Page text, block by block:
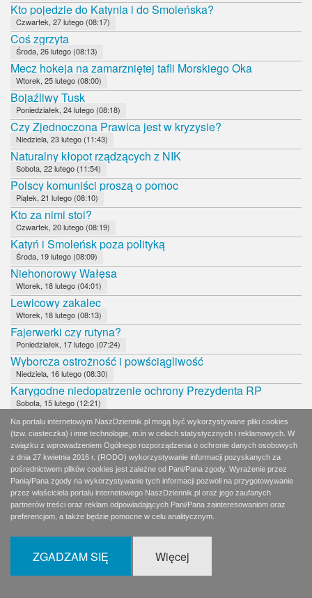
Kto pojedzie do Katynia i do Smoleńska?
Czwartek, 27 lutego (08:17)
Coś zgrzyta
Środa, 26 lutego (08:13)
Mecz hokeja na zamarzniętej tafli Morskiego Oka
Wtorek, 25 lutego (08:00)
Bojaźliwy Tusk
Poniedziałek, 24 lutego (08:18)
Czy Zjednoczona Prawica jest w kryzysie?
Niedziela, 23 lutego (11:43)
Naturalny kłopot rządzących z NIK
Sobota, 22 lutego (11:54)
Polscy komuniści proszą o pomoc
Piątek, 21 lutego (08:10)
Kto za nimi stoi?
Czwartek, 20 lutego (08:19)
Katyń i Smoleńsk poza polityką
Środa, 19 lutego (08:09)
Niehonorowy Wałęsa
Wtorek, 18 lutego (04:01)
Lewicowy zakalec
Wtorek, 18 lutego (08:13)
Fajerwerki czy rutyna?
Poniedziałek, 17 lutego (07:24)
Wyborcza ostrożność i powściągliwość
Niedziela, 16 lutego (08:30)
Karygodne niedopatrzenie ochrony Prezydenta RP
Sobota, 15 lutego (12:21)
Nie ma żadnego centrum
Piątek, 14 lutego (08:07)
Biedroniowi nie wadzą ludobójcy
Czwartek, 13 lutego (08:11)
Należy oprzeć polityczną siłę na osobistej godności
Środa, 12 lutego (08:07)
Papieski tort zamiast kremówki
Wtorek, 11 lutego (06:32)
Spadkobiercy pana Jourdaina
Współczesne warchoły
Poniedziałek, 10 lutego (06:28)
Na portalu internetowym NaszDziennik.pl mogą być wykorzystywane pliki cookies
(tzw. ciasteczka) i inne technologie, m.in w celach statystycznych i reklamowych. W
związku z wprowadzeniem Ogólnego rozporządzenia o ochronie danych osobowych
z dnia 27 kwietnia 2016 r. (RODO) wykorzystywanie informacji pozyskanych za
pośrednictwem plików cookies jest zależne od Pani/Pana zgody. Wyrażenie przez
Panią/Pana zgody na wykorzystywanie tych informacji pozwoli na przygotowywanie
przez właściciela portalu internetowego NaszDziennik.pl oraz jego zaufanych
partnerów treści oraz reklam odpowiadających Pani/Pana zainteresowaniom oraz
preferencjom, a także będzie pomocne w celu analitycznym.
ZGADZAM SIĘ Więcej